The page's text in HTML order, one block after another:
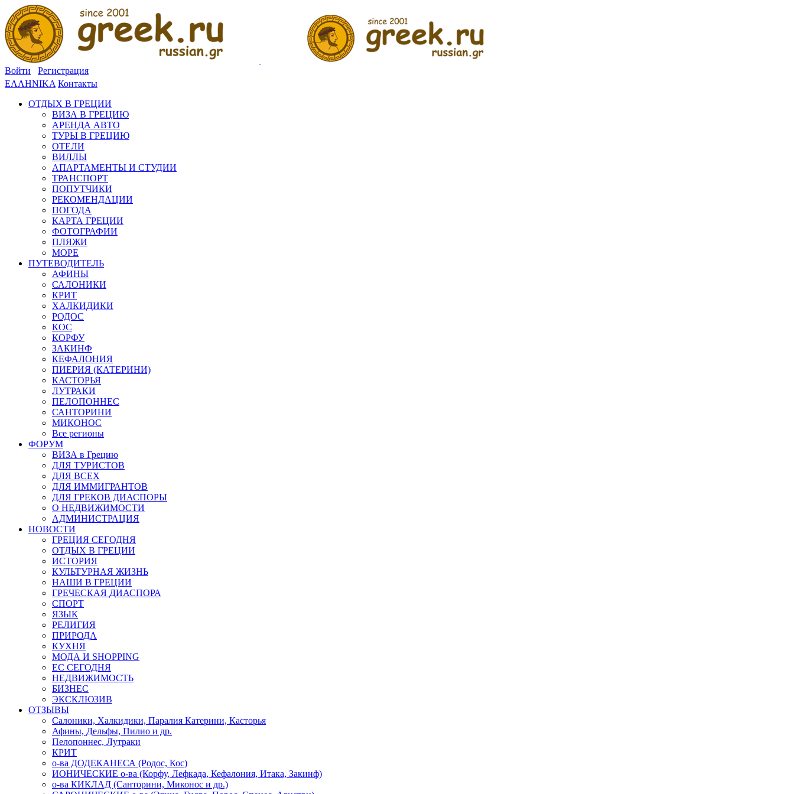
Войти
Регистрация
ΕΛΛΗΝΙΚΑ Контакты
ОТДЫХ В ГРЕЦИИ
ВИЗА В ГРЕЦИЮ
АРЕНДА АВТО
ТУРЫ В ГРЕЦИЮ
ОТЕЛИ
ВИЛЛЫ
АПАРТАМЕНТЫ И СТУДИИ
ТРАНСПОРТ
ПОПУТЧИКИ
РЕКОМЕНДАЦИИ
ПОГОДА
КАРТА ГРЕЦИИ
ФОТОГРАФИИ
ПЛЯЖИ
МОРЕ
ПУТЕВОДИТЕЛЬ
АФИНЫ
САЛОНИКИ
КРИТ
ХАЛКИДИКИ
РОДОС
КОС
КОРФУ
ЗАКИНФ
КЕФАЛОНИЯ
ПИЕРИЯ (КАТЕРИНИ)
КАСТОРЬЯ
ЛУТРАКИ
ПЕЛОПОННЕС
САНТОРИНИ
МИКОНОС
Все регионы
ФОРУМ
ВИЗА в Грецию
ДЛЯ ТУРИСТОВ
ДЛЯ ВСЕХ
ДЛЯ ИММИГРАНТОВ
ДЛЯ ГРЕКОВ ДИАСПОРЫ
О НЕДВИЖИМОСТИ
АДМИНИСТРАЦИЯ
НОВОСТИ
ГРЕЦИЯ СЕГОДНЯ
ОТДЫХ В ГРЕЦИИ
ИСТОРИЯ
КУЛЬТУРНАЯ ЖИЗНЬ
НАШИ В ГРЕЦИИ
ГРЕЧЕСКАЯ ДИАСПОРА
СПОРТ
ЯЗЫК
РЕЛИГИЯ
ПРИРОДА
КУХНЯ
МОДА И SHOPPING
ЕС СЕГОДНЯ
НЕДВИЖИМОСТЬ
БИЗНЕС
ЭКСКЛЮЗИВ
ОТЗЫВЫ
Салоники, Халкидики, Паралия Катерини, Касторья
Афины, Дельфы, Пилио и др.
Пелопоннес, Лутраки
КРИТ
о-ва ДОДЕКАНЕСА (Родос, Кос)
ИОНИЧЕСКИЕ о-ва (Корфу, Лефкада, Кефалония, Итака, Закинф)
о-ва КИКЛАД (Санторини, Миконос и др.)